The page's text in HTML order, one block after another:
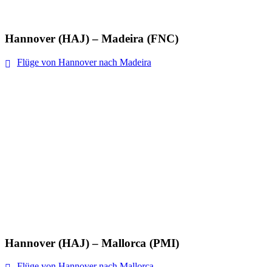
Hannover (HAJ) – Madeira (FNC)
Flüge von Hannover nach Madeira
Hannover (HAJ) – Mallorca (PMI)